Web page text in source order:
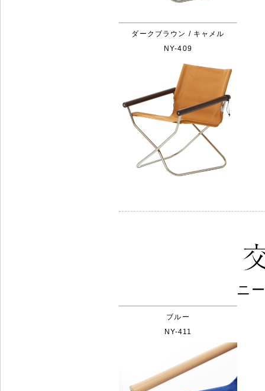
ダークブラウン / キャメル
NY-409
ニ
ブルー
NY-411